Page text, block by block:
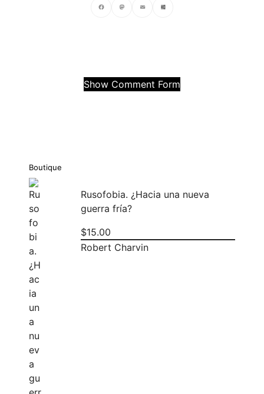
Show Comment Form
Boutique
Rusofobia. ¿Hacia una nueva
guerra fría?
$15.00
Robert Charvin